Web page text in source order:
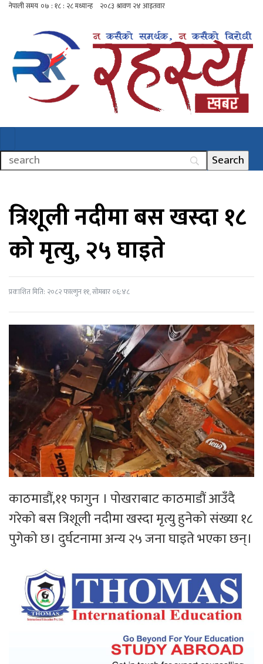
त्रिशूली नदीमा बस खस्दा १८
को मृत्यु, २५ घाइते
प्रकाशित मिति: २०८२ फाल्गुन ११, सोमबार ०६:४८
काठमाडौं,११ फागुन । पोखराबाट काठमाडौं आउँदै
गरेको बस त्रिशूली नदीमा खस्दा मृत्यु हुनेको संख्या १८
पुगेको छ। दुर्घटनामा अन्य २५ जना घाइते भएका छन्।